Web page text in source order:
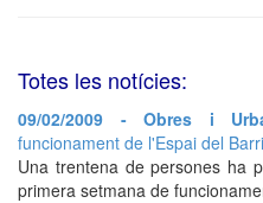
Totes les notícies:
09/02/2009 - Obres i
funcionament de l'Espai del
Una trentena de persones ha
primera setmana de